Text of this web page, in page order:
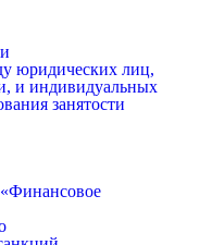
юридических лиц,
и индивидуальных
занятости